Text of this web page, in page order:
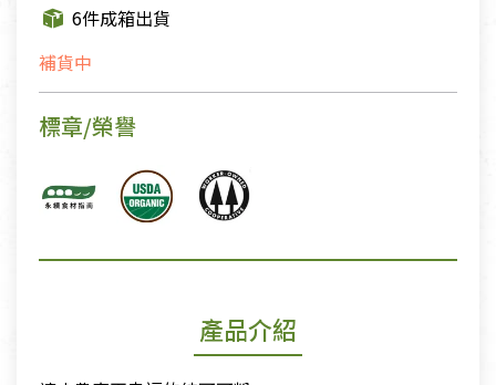
6件成箱出貨
補貨中
標章/榮譽
產品介紹